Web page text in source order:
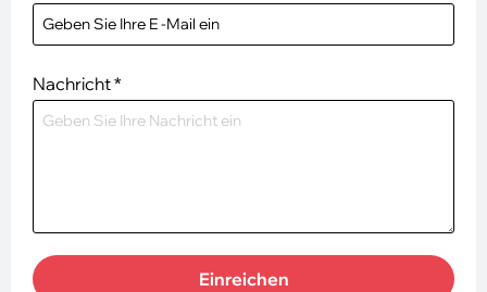
Nachricht*
Einreichen